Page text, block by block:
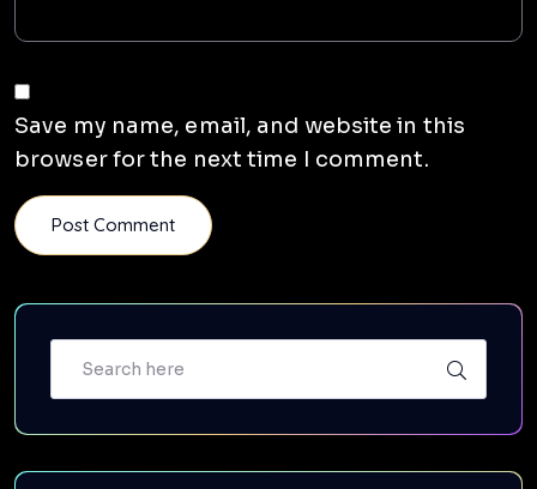
Save my name, email, and website in this
browser for the next time I comment.